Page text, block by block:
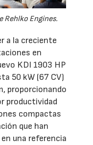
Rehlko Engines.
a la creciente
en
KDI 1903 HP
50 kW (67 CV)
proporcionando
productividad
compactas
que han
una referencia